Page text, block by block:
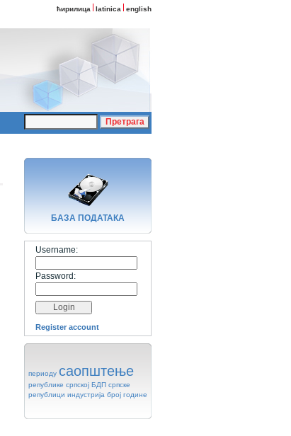
ћирилица latinica english
БАЗA ПОДАТАКА
Username:
Password:
Register account
периоду саопштење
републике српској БДП српске
републици индустрија број године